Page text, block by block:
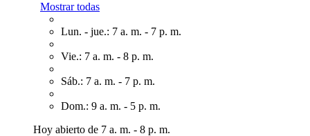
Mostrar todas
Lun. - jue.: 7 a. m. - 7 p. m.
Vie.: 7 a. m. - 8 p. m.
Sáb.: 7 a. m. - 7 p. m.
Dom.: 9 a. m. - 5 p. m.
Hoy abierto de 7 a. m. - 8 p. m.